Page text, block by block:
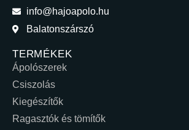
info@hajoapolo.hu
Balatonszárszó
TERMÉKEK
Ápolószerek
Csiszolás
Kiegészítők
Ragasztók és tömítők